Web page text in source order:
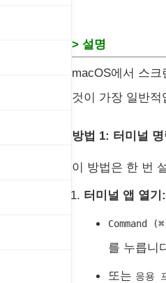
> 설명
macOS에서 스
것이 가장 일반
방법 1: 터미널
이 방법은 한 번
터미널 앱 열기:
Command
를 누릅니
또는 응용